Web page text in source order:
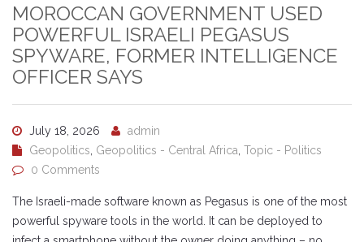
MOROCCAN GOVERNMENT USED
POWERFUL ISRAELI PEGASUS
SPYWARE, FORMER INTELLIGENCE
OFFICER SAYS
July 18, 2026
admin
Geopolitics Geopolitics - Central Africa Topic - Politics
0 Comments
The Israeli-made software known as Pegasus is one of the most
powerful spyware tools in the world. It can be deployed to